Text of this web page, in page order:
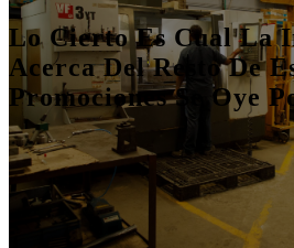
Lo Cierto Es Cual La
Acerca Del Resto De
Promociones Se Oye